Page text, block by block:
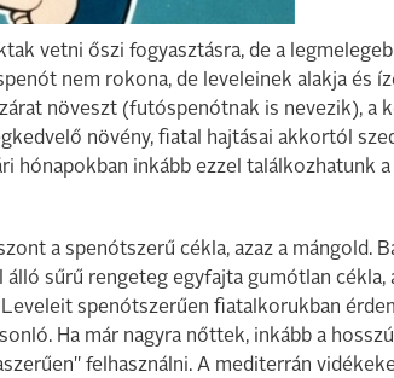
vetni őszi fogyasztásra, de a
nem rokona, de leveleinek alakja és
növeszt (futóspenótnak is nevezik), a
növény, fiatal hajtásai akkortól
hónapokban inkább ezzel találkozhatunk
a spenótszerű cékla, azaz a mángold.
sűrű rengeteg egyfajta gumótlan cékla,
spenótszerűen fiatalkorukban
Ha már nagyra nőttek, inkább a
felhasználni. A mediterrán